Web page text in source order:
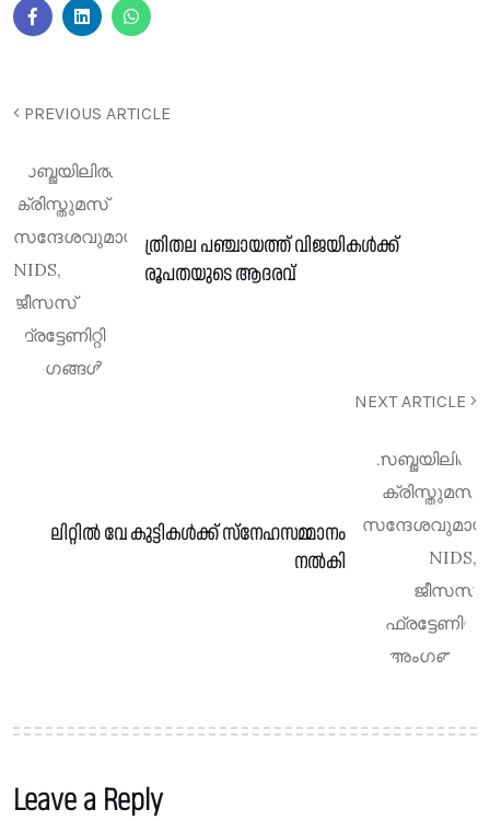
PREVIOUS ARTICLE
ത്രിതല പഞ്ചായത്ത് വിജയികൾക്ക്
രൂപതയുടെ ആദരവ്
NEXT ARTICLE
ലിറ്റിൽ വേ കുട്ടികൾക്ക് സ്നേഹസമ്മാനം
നൽകി
Leave a Reply